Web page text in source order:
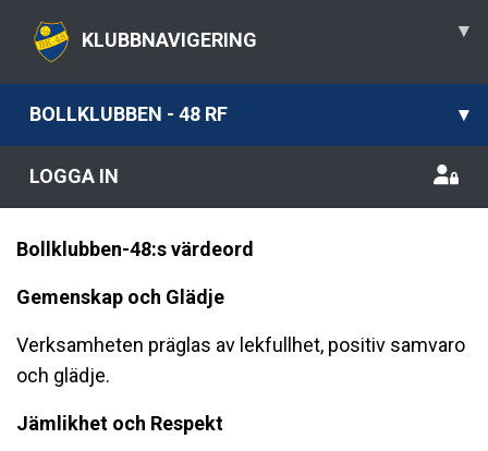
KLUBBNAVIGERING ▾
BOLLKLUBBEN - 48 RF ▾
LOGGA IN
Bollklubben-48:s värdeord
Gemenskap och Gl ädje
Verksamheten präglas av lekfullhet, positiv samvaro
och glädje.
Jämlikhet och Respekt